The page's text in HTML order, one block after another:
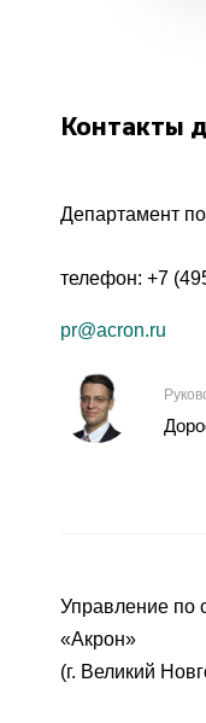
Контакты
Департамент
телефон: +7
pr@acron.ru
Управление по
«Акрон»
(г. Великий